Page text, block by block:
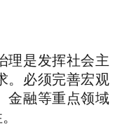
理是发挥社会主
。必须完善宏观
金融等重点领域